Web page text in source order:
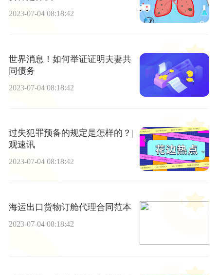
2023-07-04 08:18:42
世界消息！如何举证证明夫妻共
同债务
2023-07-04 08:18:42
过失犯罪预备的规定是怎样的？|
观速讯
2023-07-04 08:18:42
海运出口货物订舱代理合同范本
2023-07-04 08:18:42